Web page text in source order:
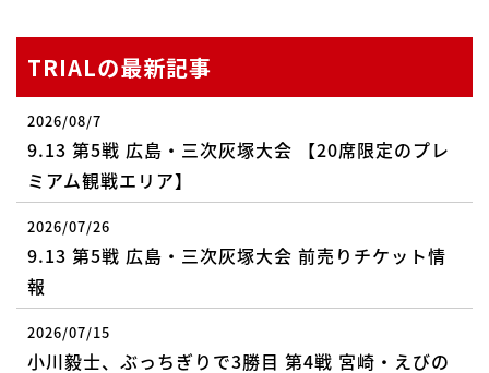
TRIALの最新記事
2026/08/7
9.13 第5戦 広島・三次灰塚大会 【20席限定のプレ
ミアム観戦エリア】
2026/07/26
9.13 第5戦 広島・三次灰塚大会 前売りチケット情
報
2026/07/15
小川毅士、ぶっちぎりで3勝目 第4戦 宮崎・えびの